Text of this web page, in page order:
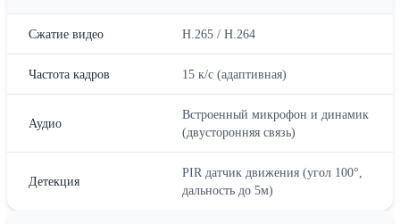
Сжатие видео H.265 / H.264
Частота кадров 15 к/с (адаптивная)
Аудио
Встроенный микрофон и динамик
(двусторонняя связь)
Детекция
PIR датчик движения (угол 100°,
дальность до 5м)